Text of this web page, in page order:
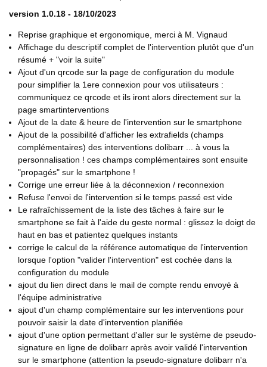
version 1.0.18 - 18/10/2023
Reprise graphique et ergonomique, merci à M. Vignaud
Affichage du descriptif complet de l'intervention plutôt que d'un
résumé + "voir la suite"
Ajout d'un qrcode sur la page de configuration du module
pour simplifier la 1ere connexion pour vos utilisateurs :
communiquez ce qrcode et ils iront alors directement sur la
page smartinterventions
Ajout de la date & heure de l'intervention sur le smartphone
Ajout de la possibilité d'afficher les extrafields (champs
complémentaires) des interventions dolibarr ... à vous la
personnalisation ! ces champs complémentaires sont ensuite
"propagés" sur le smartphone !
Corrige une erreur liée à la déconnexion / reconnexion
Refuse l'envoi de l'intervention si le temps passé est vide
Le rafraîchissement de la liste des tâches à faire sur le
smartphone se fait à l'aide du geste normal : glissez le doigt de
haut en bas et patientez quelques instants
corrige le calcul de la référence automatique de l'intervention
lorsque l'option "valider l'intervention" est cochée dans la
configuration du module
ajout du lien direct dans le mail de compte rendu envoyé à
l'équipe administrative
ajout d'un champ complémentaire sur les interventions pour
pouvoir saisir la date d'intervention planifiée
ajout d'une option permettant d'aller sur le système de pseudo-
signature en ligne de dolibarr après avoir validé l'intervention
sur le smartphone (attention la pseudo-signature dolibarr n'a